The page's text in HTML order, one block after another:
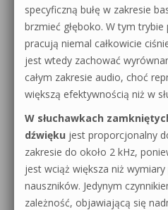
specyficzną bułę w zakresie
brzmieć głęboko. W tym trybie
pracują niemal całkowicie
jest wtedy zachować
całym zakresie audio, choć
większą efektywnością niż w
W słuchawkach
dźwięku jest proporcjonalny
zakresie do około 2 kHz,
jest wciąż większa niż
nauszników. Jedynym
zależność, objawiającą się